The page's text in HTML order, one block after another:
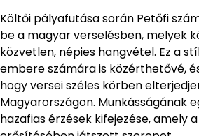
Költői pályafutása során Petőfi
be a magyar verselésben, melyek
közvetlen, népies hangvétel. Ez a
embere számára is közérthetővé,
hogy versei széles körben
Magyarországon. Munkásságának
hazafias érzések kifejezése, amely